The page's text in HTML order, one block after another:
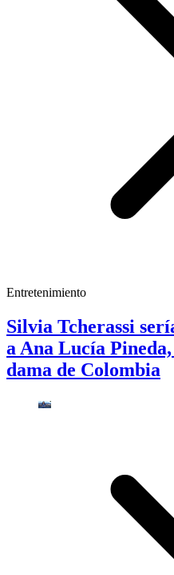
Entretenimiento
Silvia Tcherassi
a Ana Lucía
dama de Colombia